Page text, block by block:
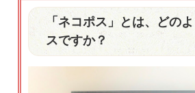
「ネコポス」とは、どの
スですか？